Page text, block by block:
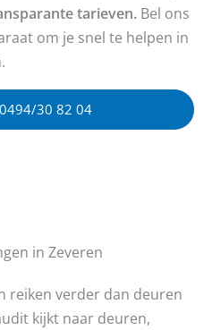
tarieven. Bel ons
om je snel te helpen in
30 82 04
in Zeveren
reiken verder dan deuren
kijkt naar deuren,